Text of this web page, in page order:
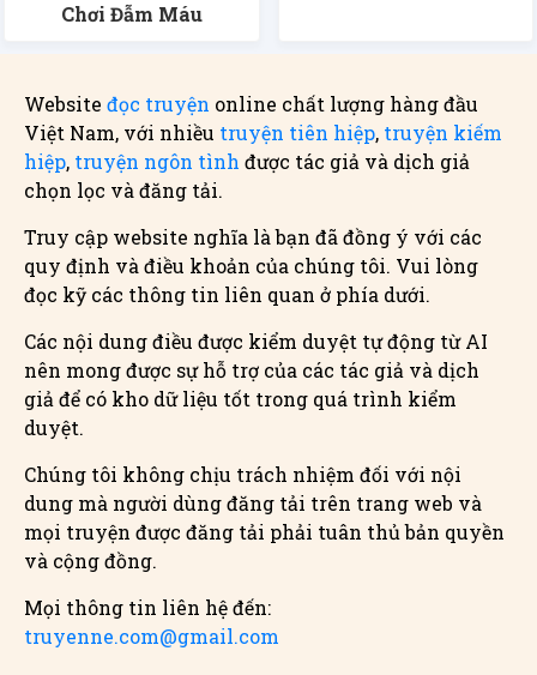
Chơi Đẫm Máu
Website đọc truyện online chất lượng hàng đầu
Việt Nam, với nhiều truyện tiên hiệp, truyện kiếm
hiệp, truyện ngôn tình được tác giả và dịch giả
chọn lọc và đăng tải.
Truy cập website nghĩa là bạn đã đồng ý với các
quy định và điều khoản của chúng tôi. Vui lòng
đọc kỹ các thông tin liên quan ở phía dưới.
Các nội dung điều được kiểm duyệt tự động từ AI
nên mong được sự hỗ trợ của các tác giả và dịch
giả để có kho dữ liệu tốt trong quá trình kiểm
duyệt.
Chúng tôi không chịu trách nhiệm đối với nội
dung mà người dùng đăng tải trên trang web và
mọi truyện được đăng tải phải tuân thủ bản quyền
và cộng đồng.
Mọi thông tin liên hệ đến:
truyenne.com@gmail.com